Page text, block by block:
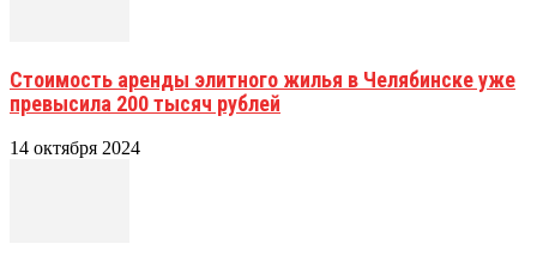
Стоимость аренды элитного жилья в Челябинске уже
превысила 200 тысяч рублей
14 октября 2024